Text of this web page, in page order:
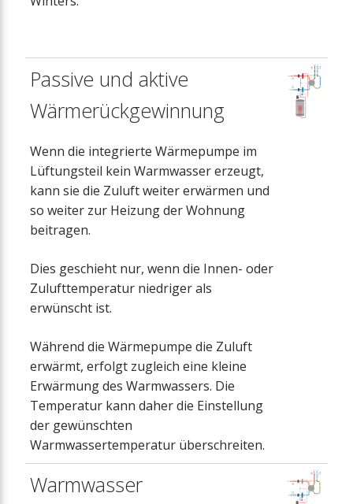
Passive und aktive
Wärmerückgewinnung
Wenn die integrierte Wärmepumpe im
Lüftungsteil kein Warmwasser erzeugt,
kann sie die Zuluft weiter erwärmen und
so weiter zur Heizung der Wohnung
beitragen.
Dies geschieht nur, wenn die Innen- oder
Zulufttemperatur niedriger als
erwünscht ist.
Während die Wärmepumpe die Zuluft
erwärmt, erfolgt zugleich eine kleine
Erwärmung des Warmwassers. Die
Temperatur kann daher die Einstellung
der gewünschten
Warmwassertemperatur überschreiten.
Warmwasser